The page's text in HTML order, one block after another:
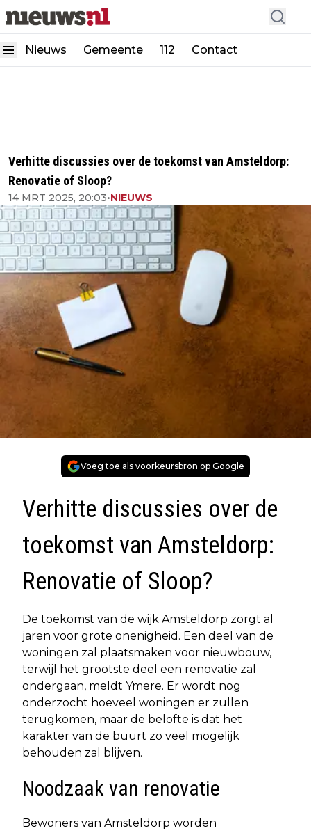
Nieuws Gemeente 112 Contact
Verhitte discussies over de toekomst van Amsteldorp:
Renovatie of Sloop?
14 MRT 2025, 20:03•NIEUWS
Voeg toe als voorkeursbron op Google
Verhitte discussies over de
toekomst van Amsteldorp:
Renovatie of Sloop?
De toekomst van de wijk Amsteldorp zorgt al
jaren voor grote onenigheid. Een deel van de
woningen zal plaatsmaken voor nieuwbouw,
terwijl het grootste deel een renovatie zal
ondergaan, meldt Ymere. Er wordt nog
onderzocht hoeveel woningen er zullen
terugkomen, maar de belofte is dat het
karakter van de buurt zo veel mogelijk
behouden zal blijven.
Noodzaak van renovatie
Bewoners van Amsteldorp worden